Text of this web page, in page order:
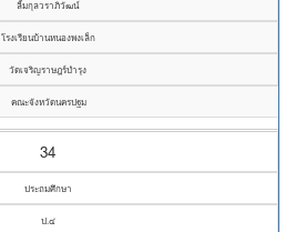
ลิ้มกุลวราภิวัฒน์
โรงเรียนบ้านหนองพงเล็ก
วัดเจริญราษฎร์บำรุง
คณะจังหวัดนครปฐม
34
ประถมศึกษา
ป.๔